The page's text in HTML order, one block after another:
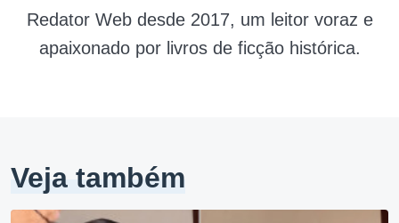
Redator Web desde 2017, um leitor voraz e
apaixonado por livros de ficção histórica.
Veja também